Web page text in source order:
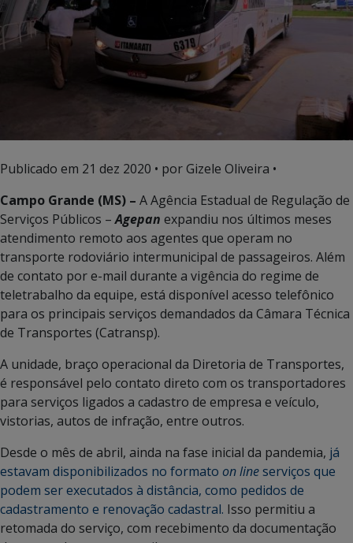
Publicado em 21 dez 2020 • por Gizele Oliveira •
Campo Grande (MS) – A Agência Estadual de Regulação de
Serviços Públicos –Agepan expandiu nos últimos meses
atendimento remoto aos agentes que operam no
transporte rodoviário intermunicipal de passageiros. Além
de contato por e-mail durante a vigência do regime de
teletrabalho da equipe, está disponível acesso telefônico
para os principais serviços demandados da Câmara Técnica
de Transportes (Catransp).
A unidade, braço operacional da Diretoria de Transportes,
é responsável pelo contato direto com os transportadores
para serviços ligados a cadastro de empresa e veículo,
vistorias, autos de infração, entre outros.
Desde o mês de abril, ainda na fase inicial da pandemia, já
estavam disponibilizados no formato on lineserviços que
podem ser executados à distância, como pedidos de
cadastramento e renovação cadastral. Isso permitiu a
retomada do serviço, com recebimento da documentação